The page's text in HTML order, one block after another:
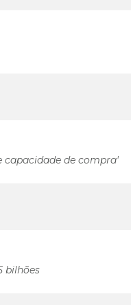
capacidade de compra'
bilhões